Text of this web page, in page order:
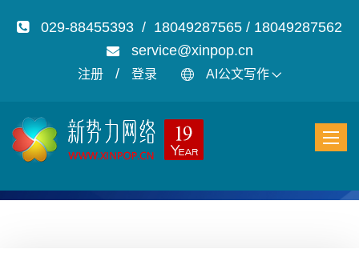
029-88455393 / 18049287565 / 18049287562
service@xinpop.cn
注册 / 登录 AI公文写作